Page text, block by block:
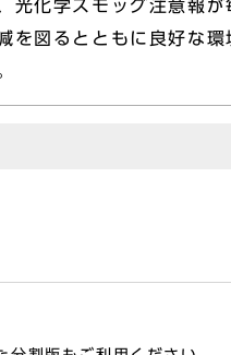
光化学スモッグ注意報が
を図るとともに良好な環